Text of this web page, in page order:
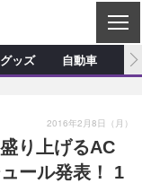
C
L
S
E
ョップ訪問記
モカー製作記
マイズ新製品情報
グッズ新製品情報
ッズ 自動車
り上げるAC
ール発表！ 1
2016年2月8日（月）